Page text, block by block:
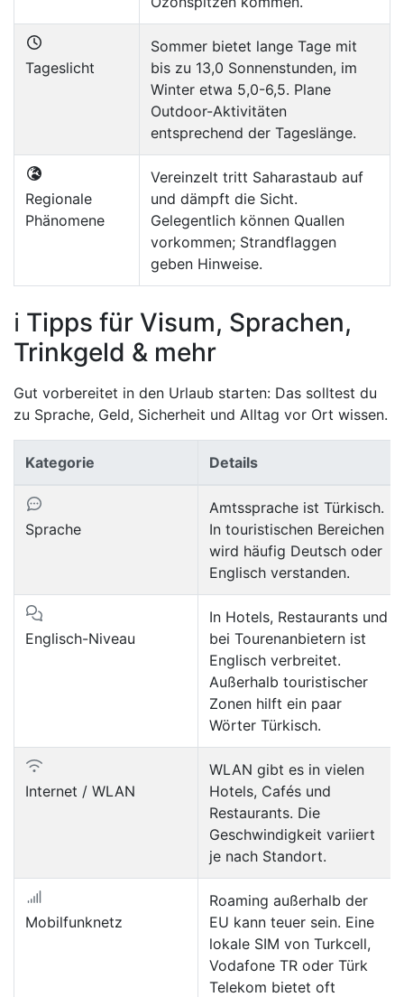
Tageslicht
Sommer bietet lange Tage mit
bis zu 13,0 Sonnenstunden, im
Winter etwa 5,0-6,5. Plane
Outdoor-Aktivitäten
entsprechend der Tageslänge.
Regionale
Phänomene
Vereinzelt tritt Saharastaub auf
und dämpft die Sicht.
Gelegentlich können Quallen
vorkommen; Strandflaggen
geben Hinweise.
ℹ️ Tipps für Visum, Sprachen,
Trinkgeld & mehr
Gut vorbereitet in den Urlaub starten: Das solltest du
zu Sprache, Geld, Sicherheit und Alltag vor Ort wissen.
Kategorie Details
Sprache
Amtssprache ist Türkisch.
In touristischen Bereichen
wird häufig Deutsch oder
Englisch verstanden.
Englisch-Niveau
In Hotels, Restaurants und
bei Tourenanbietern ist
Englisch verbreitet.
Außerhalb touristischer
Zonen hilft ein paar
Wörter Türkisch.
Internet / WLAN
WLAN gibt es in vielen
Hotels, Cafés und
Restaurants. Die
Geschwindigkeit variiert
je nach Standort.
Mobilfunknetz
Roaming außerhalb der
EU kann teuer sein. Eine
lokale SIM von Turkcell,
Vodafone TR oder Türk
Telekom bietet oft